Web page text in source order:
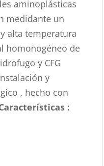
aminoplásticas
medidante un
alta temperatura
homonogéneo de
y CFG
y
, hecho con
: